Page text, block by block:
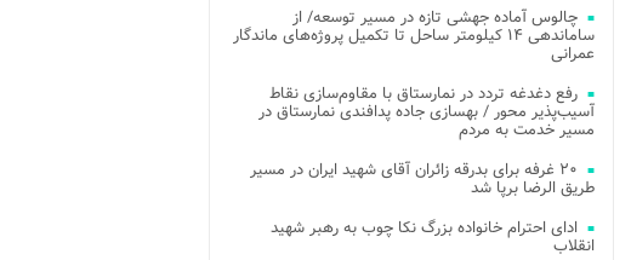
چالوس آماده جهشی تازه در مسیر توسعه/ از
ساماندهی ۱۴ کیلومتر ساحل تا تکمیل پروژه‌های ماندگار
عمرانی
رفع دغدغه تردد در نمارستاق با مقاوم‌سازی نقاط
آسیب‌پذیر محور / بهسازی جاده پدافندی نمارستاق در
مسیر خدمت به مردم
۲۰ غرفه برای بدرقه زائران آقای شهید ایران در مسیر
طریق الرضا برپا شد
ادای احترام خانواده بزرگ نکا چوب به رهبر شهید
انقلاب